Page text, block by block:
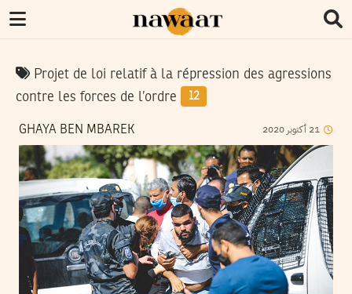
Projet de loi relatif à la répression des agressions
contre les forces de l’ordre
12
GHAYA BEN MBAREK 21 أكتوبر 2020